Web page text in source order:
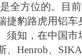
全方位的。目
捷豹路虎用铝
须知，在中国
、Henrob、